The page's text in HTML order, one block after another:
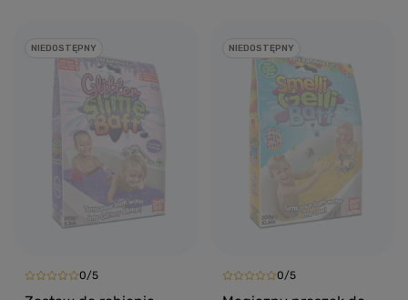
NIEDOSTĘPNY
0/5
NIEDOSTĘPNY
0/5